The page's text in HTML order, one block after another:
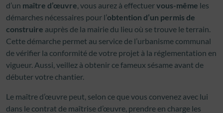
d’un maître d’œuvre, vous aurez à effectuervous-même les
démarches nécessaires pour l’obtention d’un permis de
construire auprès de la mairie du lieu où se trouve le terrain.
Cette démarche permet au service de l’urbanisme communal
de vérifier la conformité de votre projet à la réglementation en
vigueur. Aussi, veillez à obtenir ce fameux sésame avant de
débuter votre chantier.
Le maître d’œuvre peut, selon ce que vous convenez avec lui
dans le contrat de maîtrise d’œuvre, prendre en charge les